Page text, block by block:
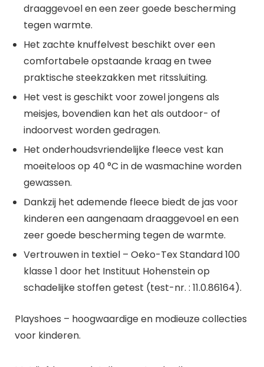
draaggevoel en een zeer goede bescherming
tegen warmte.
Het zachte knuffelvest beschikt over een
comfortabele opstaande kraag en twee
praktische steekzakken met ritssluiting.
Het vest is geschikt voor zowel jongens als
meisjes, bovendien kan het als outdoor- of
indoorvest worden gedragen.
Het onderhoudsvriendelijke fleece vest kan
moeiteloos op 40 °C in de wasmachine worden
gewassen.
Dankzij het ademende fleece biedt de jas voor
kinderen een aangenaam draaggevoel en een
zeer goede bescherming tegen de warmte.
Vertrouwen in textiel – Oeko-Tex Standard 100
klasse 1 door het Instituut Hohenstein op
schadelijke stoffen getest (test-nr. : 11.0.86164).
Playshoes – hoogwaardige en modieuze collecties
voor kinderen.